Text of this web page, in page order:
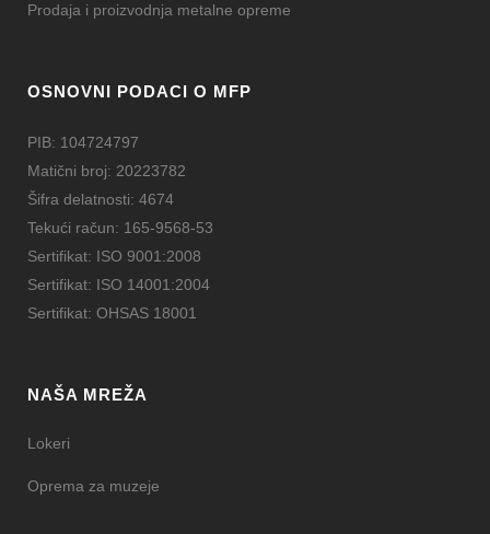
Prodaja i proizvodnja metalne opreme
OSNOVNI PODACI O MFP
PIB: 104724797
Matični broj: 20223782
Šifra delatnosti: 4674
Tekući račun: 165-9568-53
Sertifikat: ISO 9001:2008
Sertifikat: ISO 14001:2004
Sertifikat: OHSAS 18001
NAŠA MREŽA
Lokeri
Oprema za muzeje